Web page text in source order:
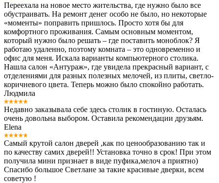
Переехала на новое место жительства, где нужно было все
обустраивать. На ремонт денег особо не было, но некоторые
«моменты» поправить пришлось. Просто хотя бы для
комфортного проживания. Самым основным моментом,
который нужно было решать – где поставить моноблок? Я
работаю удаленно, поэтому комната – это одновременно и
офис для меня. Искала варианты компьютерного столика.
Нашла салон «Антураж», где увидела прекрасный вариант, с
отделениями для разных полезных мелочей, из плиты, светло-
коричневого цвета. Теперь можно было спокойно работать.
Людмила
Недавно заказывала себе здесь столик в гостиную. Осталась
очень довольна выбором. Оставила рекомендации друзьям.
Elena
Самый крутой салон дверей ,как по ценообразованию так и
по качеству самих дверей!! Установка точно в срок! При этом
получила мини признает в виде пуфика,мелоч а приятно)
Спасибо большое Светлане за такие красивые дверки, всем
советую !